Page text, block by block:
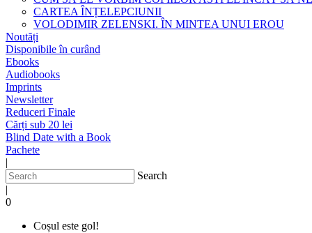
CARTEA ÎNȚELEPCIUNII
VOLODIMIR ZELENSKI. ÎN MINTEA UNUI EROU
Noutăți
Disponibile în curând
Ebooks
Audiobooks
Imprints
Newsletter
Reduceri Finale
Cărți sub 20 lei
Blind Date with a Book
Pachete
|
Search
|
0
Coșul este gol!